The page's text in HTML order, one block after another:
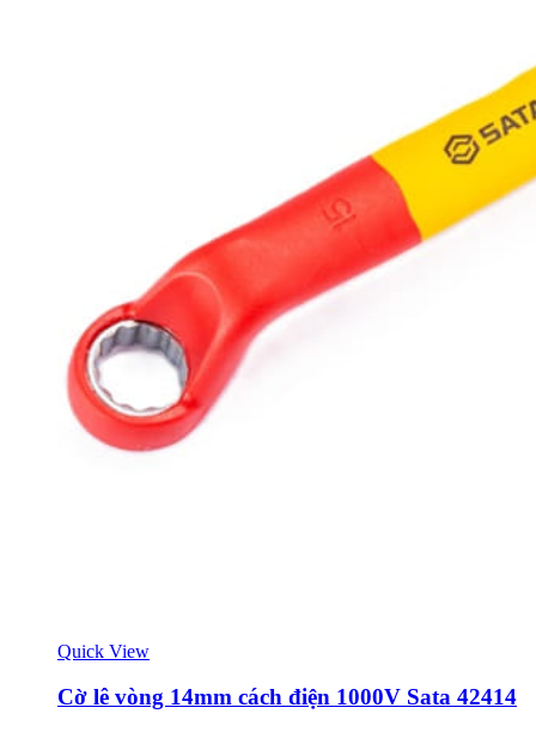
Quick View
Cờ lê vòng 14mm cách điện 1000V Sata 42414